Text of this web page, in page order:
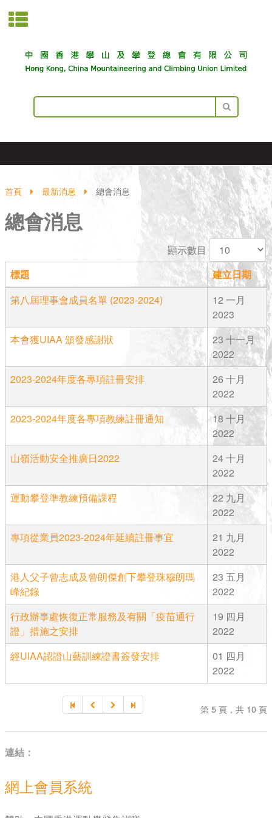
首頁 最新消息 總會消息
總會消息
顯示數目
標題
建立日期
第八屆理事會成員名單 (2023-2024)
12 一月
2023
本會獲UIAA 頒發感謝狀
23 十一月
2022
2023-2024年度各專項註冊安排
26 十月
2022
2023-2024年度各專項教練註冊通知
18 十月
2022
山嶺活動安全推廣日2022
24 十月
2022
運動攀登準教練預備課程
22 九月
2022
專項從業員2023-2024年延續註冊事宜
21 九月
2022
港人父子曾志成及曾朗傑創下攀登珠穆朗瑪
峰紀錄
23 五月
2022
行政辦事處恢復正常服務及有關「疫苗通行
證」措施之安排
19 四月
2022
經UIAA認證山藝訓練證書簽發安排
01 四月
2022
第 5 頁，共 10 頁
連結：
網上會員系統